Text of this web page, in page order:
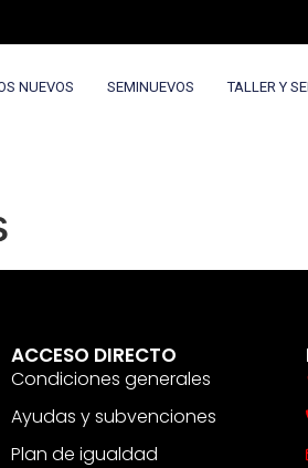
NUEVOS SEMINUEVOS TALLER Y
ACCESO DIRECTO
Condiciones generales
Ayudas y subvenciones
Plan de igualdad